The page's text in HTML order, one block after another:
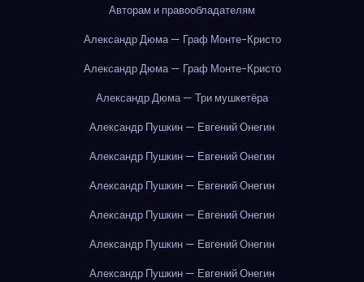
Авторам и правообладателям
Александр Дюма — Граф Монте-Кристо
Александр Дюма — Граф Монте-Кристо
Александр Дюма — Три мушкетёра
Александр Пушкин — Евгений Онегин
Александр Пушкин — Евгений Онегин
Александр Пушкин — Евгений Онегин
Александр Пушкин — Евгений Онегин
Александр Пушкин — Евгений Онегин
Александр Пушкин — Евгений Онегин